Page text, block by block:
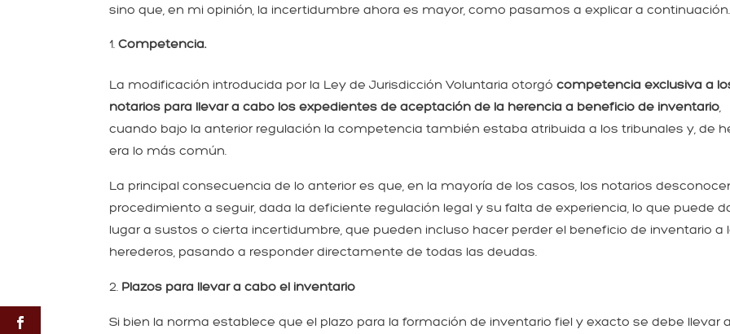
sino que, en mi opinión, la incertidumbre ahora es mayor, como pasamos a explicar a continuación.
Competencia.
La modificación introducida por la Ley de Jurisdicción Voluntaria otorgócompetencia exclusiva a
notarios para llevar a cabo los expedientes de aceptación de la herencia a beneficio de inventario,
cuando bajo la anterior regulación la competencia también estaba atribuida a los tribunales y, de
era lo más común.
La principal consecuencia de lo anterior es que, en la mayoría de los casos, los notarios
procedimiento a seguir, dada la deficiente regulación legal y su falta de experiencia, lo que puede
lugar a sustos o cierta incertidumbre, que pueden incluso hacer perder el beneficio de inventario a
herederos, pasando a responder directamente de todas las deudas.
2. Plazos para llevar a cabo el inventario
Si bien la norma establece que el plazo para la formación de inventario fiel y exacto se debe llevar a